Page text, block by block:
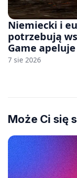
Niemiecki i
potrzebują
Game
7 sie 2026
Może Ci się